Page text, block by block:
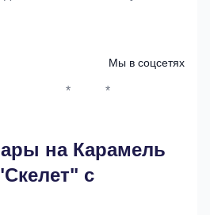
Мы в соцсетях
* *
на Карамель
с